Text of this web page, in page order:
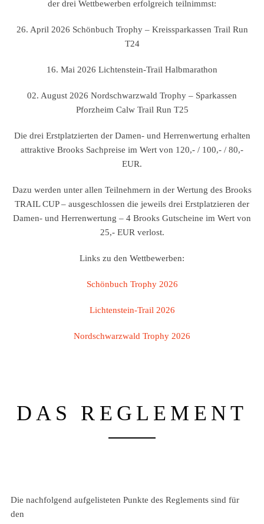
der drei Wettbewerben erfolgreich teilnimmst:
26. April 2026 Schönbuch Trophy – Kreissparkassen Trail Run
T24
16. Mai 2026 Lichtenstein-Trail Halbmarathon
02. August 2026 Nordschwarzwald Trophy – Sparkassen
Pforzheim Calw Trail Run T25
Die drei Erstplatzierten der Damen- und Herrenwertung erhalten
attraktive Brooks Sachpreise im Wert von 120,- / 100,- / 80,-
EUR.
Dazu werden unter allen Teilnehmern in der Wertung des Brooks
TRAIL CUP – ausgeschlossen die jeweils drei Erstplatzieren der
Damen- und Herrenwertung – 4 Brooks Gutscheine im Wert von
25,- EUR verlost.
Links zu den Wettbewerben:
Schönbuch Trophy 2026
Lichtenstein-Trail 2026
Nordschwarzwald Trophy 2026
DAS REGLEMENT
Die nachfolgend aufgelisteten Punkte des Reglements sind für
den